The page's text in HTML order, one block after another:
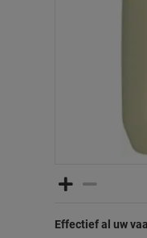
Effectief al uw